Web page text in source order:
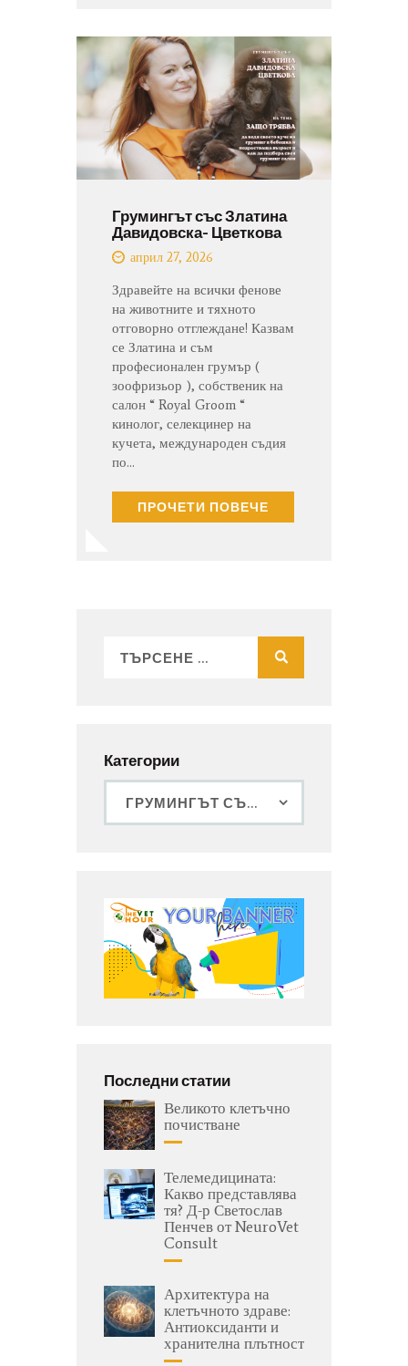
Грумингът със Златина
Давидовска- Цветкова
април 27, 2026
Здравейте на всички фенове
на животните и тяхното
отговорно отглеждане! Казвам
се Златина и съм
професионален грумър (
зоофризьор ), собственик на
салон “ Royal Groom “
кинолог, селекцинер на
кучета, международен съдия
по…
ПРОЧЕТИ ПОВЕЧЕ
Категории
Последни статии
Великото клетъчно
почистване
Телемедицината:
Какво представлява
тя? Д-р Светослав
Пенчев от NeuroVet
Consult
Архитектура на
клетъчното здраве:
Антиоксиданти и
хранителна плътност